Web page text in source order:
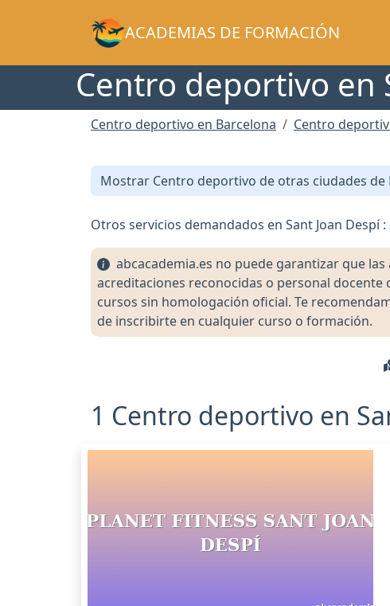
ACADEMIAS DE FORMACIÓN
Centro deportivo en
Centro deportivo en Barcelona Centro
Mostrar Centro deportivo de otras ciudades de
Otros servicios demandados en Sant Joan Despí :
abcacademia.es no puede garantizar que
acreditaciones reconocidas o personal
cursos sin homologación oficial. Te
de inscribirte en cualquier curso o formación.
1 Centro deportivo en